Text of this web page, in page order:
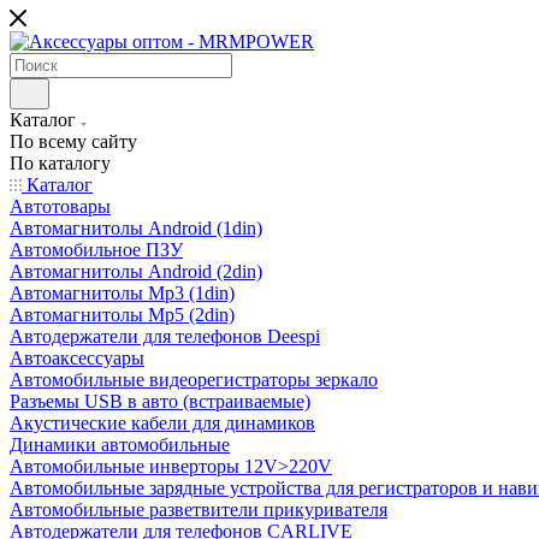
Каталог
По всему сайту
По каталогу
Каталог
Автотовары
Автомагнитолы Android (1din)
Автомобильное ПЗУ
Автомагнитолы Android (2din)
Автомагнитолы Mp3 (1din)
Автомагнитолы Mp5 (2din)
Автодержатели для телефонов Deespi
Автоаксессуары
Автомобильные видеорегистраторы зеркало
Разъемы USB в авто (встраиваемые)
Акустические кабели для динамиков
Динамики автомобильные
Автомобильные инверторы 12V>220V
Автомобильные зарядные устройства для регистраторов и
Автомобильные разветвители прикуривателя
Автодержатели для телефонов CARLIVE